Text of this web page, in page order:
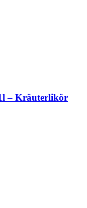
– Kräuterlikör